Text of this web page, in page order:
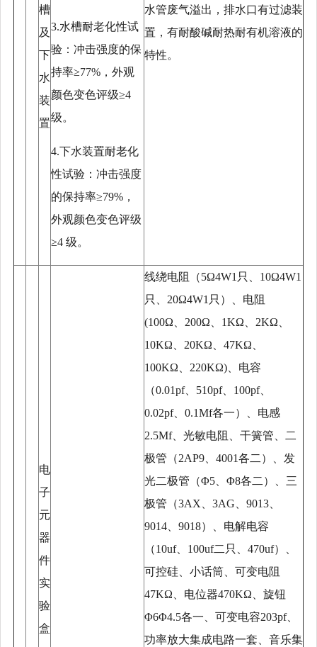
槽
及
下
水
装
置
3.水槽耐老化性试
验：冲击强度的保
持率≥77%，外观
颜色变色评级≥4
级。
4.下水装置耐老化
性试验：冲击强度
的保持率≥79%，
外观颜色变色评级
≥4 级。
水管废气溢出，排水口有过滤装
置，有耐酸碱耐热耐有机溶液的
特性。
电
子
元
器
件
实
验
盒
线绕电阻（5Ω4W1只、10Ω4W1
只、20Ω4W1只）、电阻
(100Ω、200Ω、1KΩ、2KΩ、
10KΩ、20KΩ、47KΩ、
100KΩ、220KΩ)、电容
（0.01pf、510pf、100pf、
0.02pf、0.1Mf各一）、电感
2.5Mf、光敏电阻、干簧管、二
极管（2AP9、4001各二）、发
光二极管（Φ5、Φ8各二）、三
极管（3AX、3AG、9013、
9014、9018）、电解电容
（10uf、100uf二只、470uf）、
可控硅、小话筒、可变电阻
47KΩ、电位器470KΩ、旋钮
Φ6Φ4.5各一、可变电容203pf、
功率放大集成电路一套、音乐集